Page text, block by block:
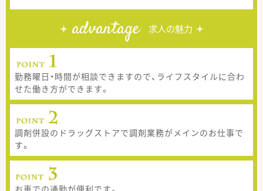
advantage 求人の魅力
勤務曜日・時間が相談できますので、ライフスタイルに合わ
せた働き方ができます。
調剤併設のドラッグストアで調剤業務がメインのお仕事で
す。
お車での通勤が便利です。